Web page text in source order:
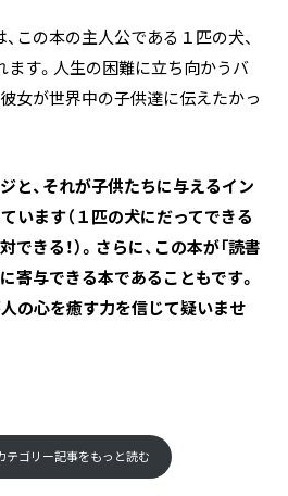
この本の主人公である１匹の犬、
す。人生の困難に立ち向かうバ
女が世界中の子供達に伝えたかっ
と、それが子供たちに与えるイン
います（１匹の犬にだってできる
できる！）。さらに、この本が「読書
寄与できる本であることもです。
の心を癒す力を信じて疑いませ
テゴリー記事をもっと読む